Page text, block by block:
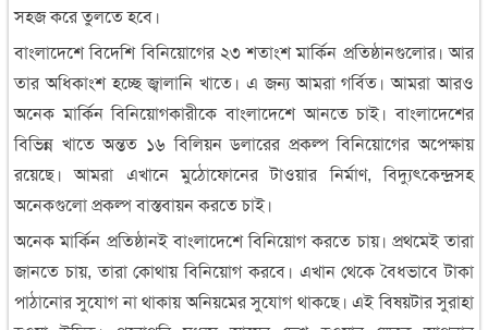
সহজ করে তুলতে হবে।
বাংলাদেশে বিদেশি বিনিয়োগের ২৩ শতাংশ মার্কিন প্রতিষ্ঠানগুলোর। আর
তার অধিকাংশ হচ্ছে জ্বালানি খাতে। এ জন্য আমরা গর্বিত। আমরা আরও
অনেক মার্কিন বিনিয়োগকারীকে বাংলাদেশে আনতে চাই। বাংলাদেশের
বিভিন্ন খাতে অন্তত ১৬ বিলিয়ন ডলারের প্রকল্প বিনিয়োগের অপেক্ষায়
রয়েছে। আমরা এখানে মুঠোফোনের টাওয়ার নির্মাণ, বিদ্যুৎকেন্দ্রসহ
অনেকগুলো প্রকল্প বাস্তবায়ন করতে চাই।
অনেক মার্কিন প্রতিষ্ঠানই বাংলাদেশে বিনিয়োগ করতে চায়। প্রথমেই তারা
জানতে চায়, তারা কোথায় বিনিয়োগ করবে। এখান থেকে বৈধভাবে টাকা
পাঠানোর সুযোগ না থাকায় অনিয়মের সুযোগ থাকছে। এই বিষয়টার সুরাহা